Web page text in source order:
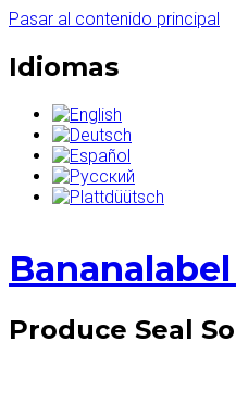
Pasar al contenido principal
Idiomas
Produce Seal